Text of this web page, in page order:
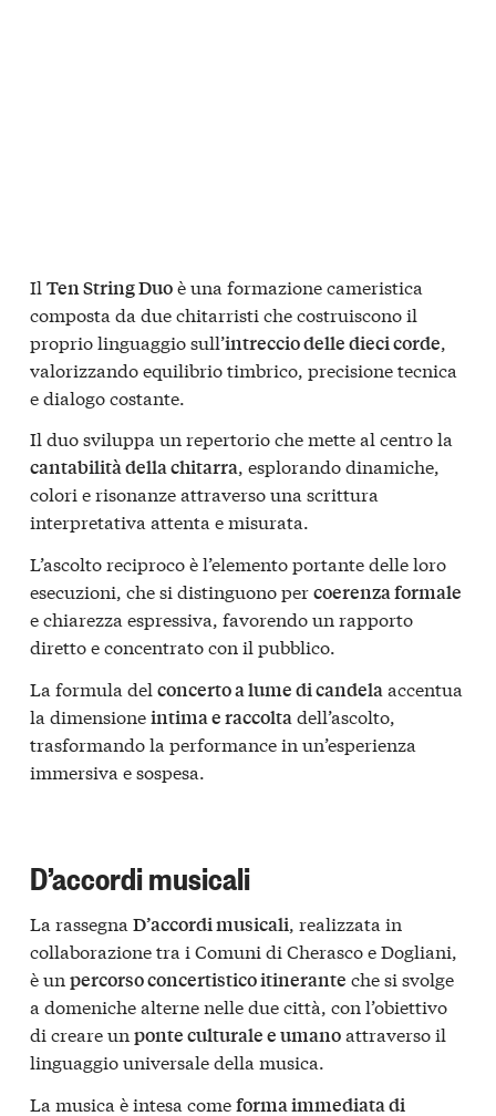
Il Ten String Duoè una formazione cameristica
composta da due chitarristi che costruiscono il
proprio linguaggio sull’intreccio delle dieci corde,
valorizzando equilibrio timbrico, precisione tecnica
e dialogo costante.
Il duo sviluppa un repertorio che mette al centro la
cantabilità della chitarra, esplorando dinamiche,
colori e risonanze attraverso una scrittura
interpretativa attenta e misurata.
L’ascolto reciproco è l’elemento portante delle loro
esecuzioni, che si distinguono percoerenza formale
e chiarezza espressiva, favorendo un rapporto
diretto e concentrato con il pubblico.
La formula del concerto a lume di candelaaccentua
la dimensioneintima e raccoltadell’ascolto,
trasformando la performance in un’esperienza
immersiva e sospesa.
D’accordi musicali
La rassegna D’accordi musicali, realizzata in
collaborazione tra i Comuni di CherascoeDogliani,
è un percorso concertistico itinerante che si svolge
a domeniche alterne nelle due città, con l’obiettivo
di creare un ponte culturale e umanoattraverso il
linguaggio universale della musica.
La musica è intesa comeforma immediata di